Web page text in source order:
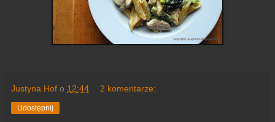
Justyna Hof o 12:44 2 komentarze:
Udostępnij